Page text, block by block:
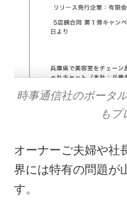
時事通信社のポータ
も
オーナーご夫婦や社
界には特有の問題が
す。